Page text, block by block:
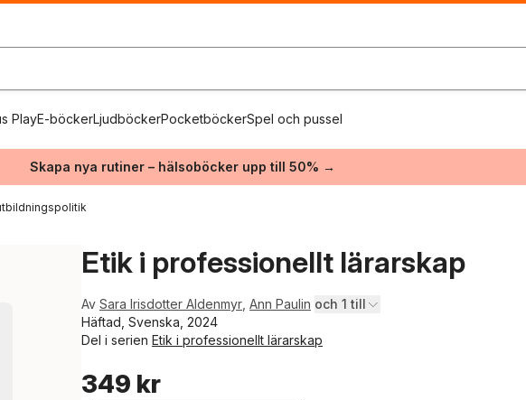
PlayE-böckerLjudböckerPocketböckerSpel och pussel
Skapa nya rutiner – hälsoböcker upp till 50% →
Etik i professionellt lärarskap
Av Sara Irisdotter Aldenmyr Ann Paulin och 1 till
Häftad, Svenska, 2024
Del i serien Etik i professionellt lärarskap
349 kr